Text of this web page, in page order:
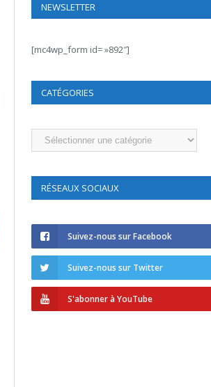
NEWSLETTER
[mc4wp_form id= »892″]
CATÉGORIES
Catégories
RÉSEAUX SOCIAUX
Suivez-nous sur Facebook
Suivez-nous sur Twitter
S'abonner à YouTube